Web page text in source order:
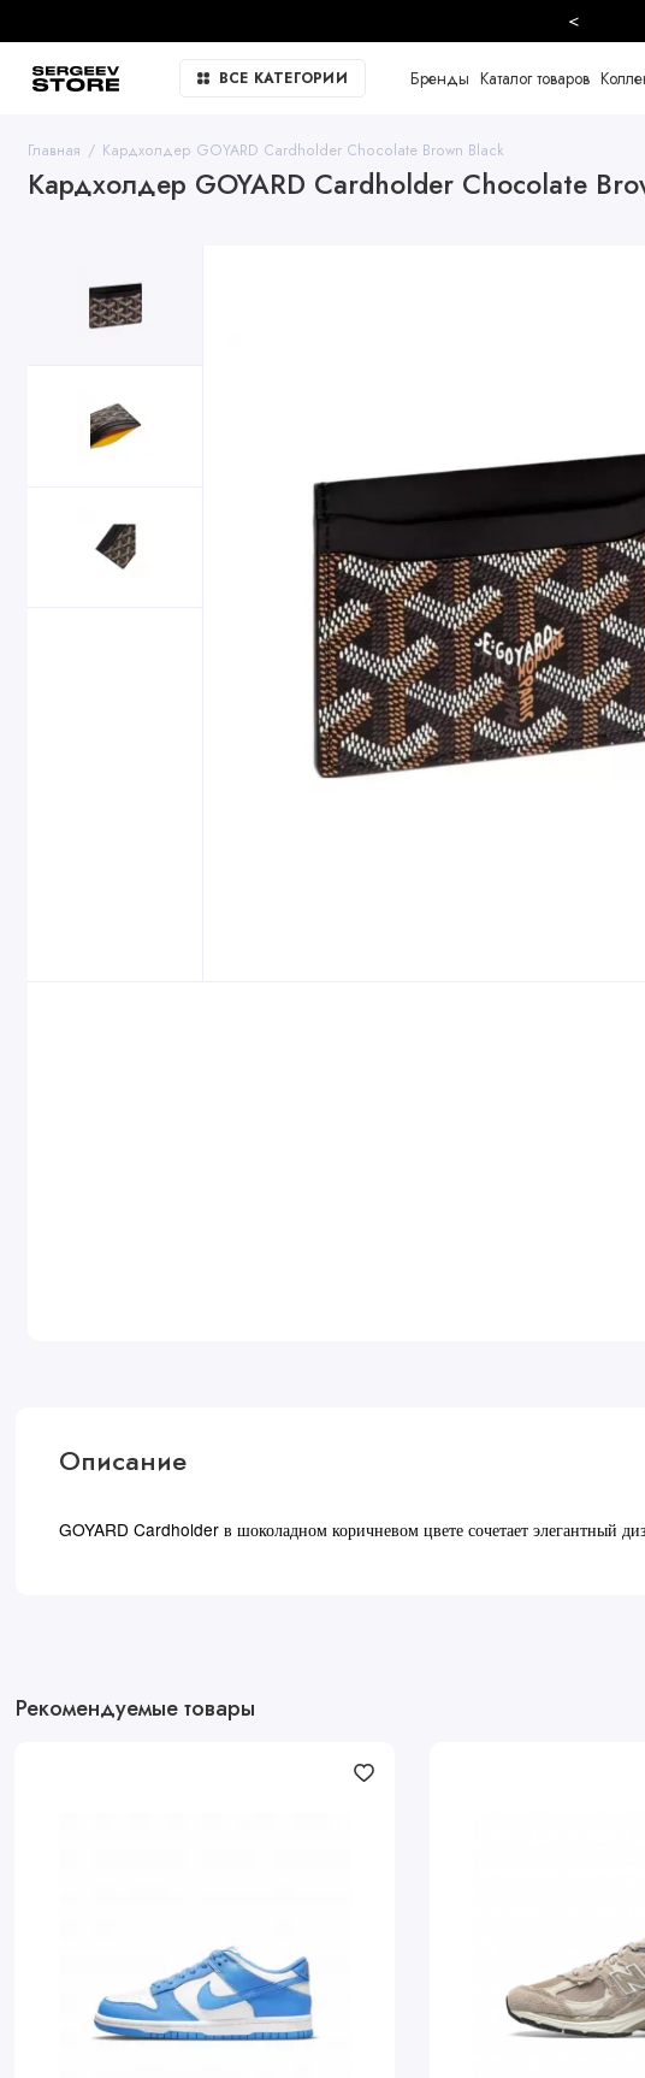
<
ВСЕ КАТЕГОРИИ Бренды Каталог товаров
Главная Кардхолдер GOYARD Cardholder Chocolate Brown Black
Кардхолдер GOYARD Cardholder Chocolate
Описание
GOYARD Cardholder в шоколадном коричневом цвете сочетает элегантный
Рекомендуемые товары